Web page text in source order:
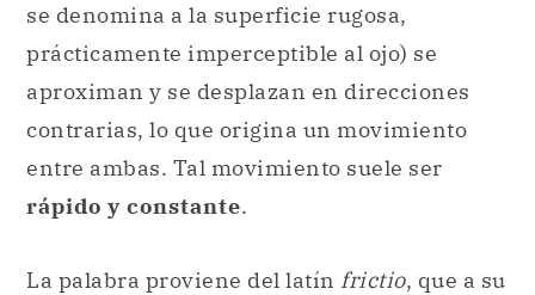
se denomina a la superficie rugosa,
prácticamente imperceptible al ojo) se
aproximan y se desplazan en direcciones
contrarias, lo que origina un movimiento
entre ambas. Tal movimiento suele ser
rápido y constante.
La palabra proviene del latín frictio, que a su